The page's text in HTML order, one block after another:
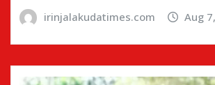
irinjalakudatimes.com Aug